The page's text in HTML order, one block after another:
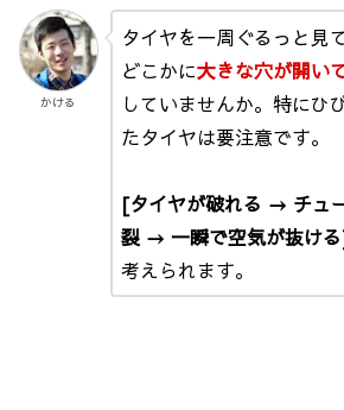
かける
タイヤを一周ぐるっと見
どこかに大きな穴が開い
していませんか。特にひ
たタイヤは要注意です。
[タイヤが破れる → チュ
裂 → 一瞬で空気が抜け
考えられます。